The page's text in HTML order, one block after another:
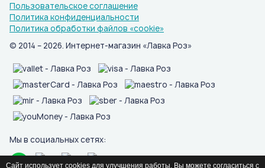
Пользовательское соглашение
Политика конфиденциальности
Политика обработки файлов «cookie»
© 2014 – 2026. Интернет-магазин «Лавка Роз»
Мы в социальных сетях:
Сайт использует cookies для улучшения работы. Вы можете согласиться с